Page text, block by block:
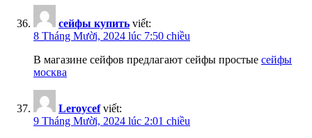
сейфы купить viết:
8 Tháng Mười, 2024 lúc 7:50 chiều
В магазине сейфов предлагают сейфы простые сейфы
москва
Leroycef viết:
9 Tháng Mười, 2024 lúc 2:01 chiều